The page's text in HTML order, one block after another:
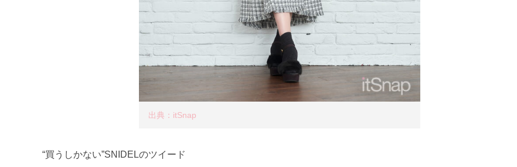
出典：itSnap
“買うしかない”SNIDELのツイード